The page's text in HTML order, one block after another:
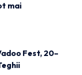
mai
Fest, 20–